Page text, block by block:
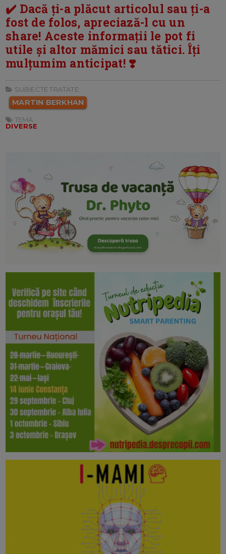
✔️ Dacă ți-a plăcut articolul sau ți-a
fost de folos, apreciază-l cu un
share! Aceste informații le pot fi
utile și altor mămici sau tătici. Îți
mulțumim anticipat! ❣️
SUBIECTE TRATATE:
MARTIN BERKHAN
TEMA:
DIVERSE